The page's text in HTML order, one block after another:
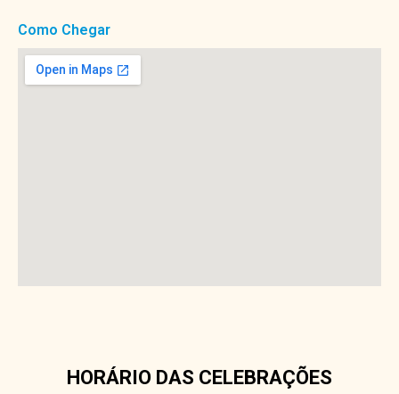
Como Chegar
HORÁRIO DAS CELEBRAÇÕES